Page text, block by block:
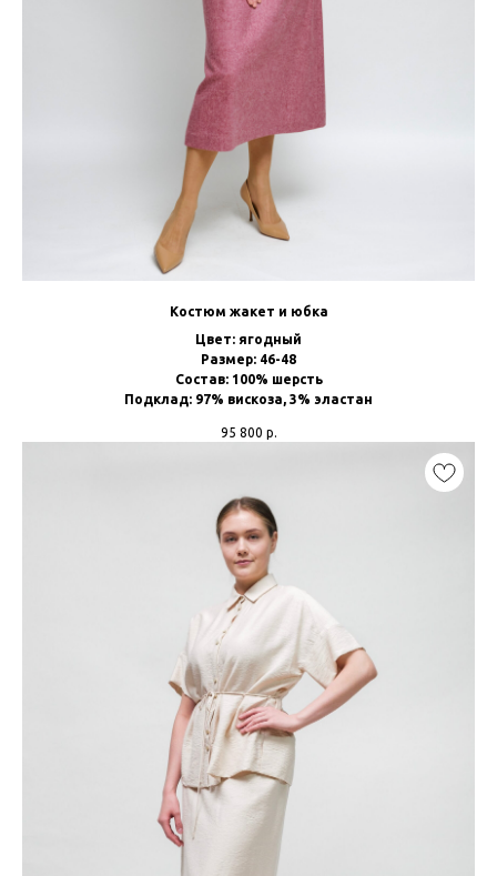
Костюм жакет и юбка
Цвет: ягодный
Размер: 46-48
Состав: 100% шерсть
Подклад: 97% вискоза, 3% эластан
95 800 р.